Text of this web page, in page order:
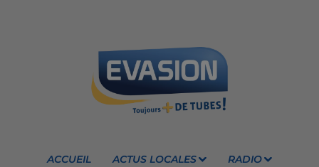
ACCUEIL ACTUS LOCALES RADIO